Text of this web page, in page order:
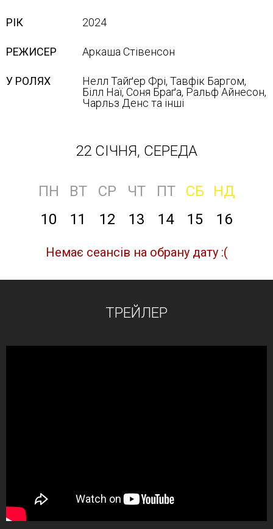
РІК 2024
РЕЖИСЕР Аркаша Стівенсон
У РОЛЯХ
Нелл Тайґер Фрі, Тавфік Баргом,
Білл Наї, Соня Браґа, Ральф Айнесон,
Чарльз Денс та інші
22 СІЧНЯ, СЕРЕДА
ПН ВТ СР ЧТ ПТ СБ
НД
10
11 12 13 14 15 16
Немає сеансів на обрану дату :(
ТРЕЙЛЕР